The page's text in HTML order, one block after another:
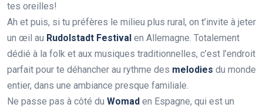
tes oreilles!
Ah et puis, si tu préfères le milieu plus rural, on t’invite à jeter
un œil au Rudolstadt Festival en Allemagne. Totalement
dédié à la folk et aux musiques traditionnelles, c’est l’endroit
parfait pour te déhancher au rythme des melodies du monde
entier, dans une ambiance presque familiale.
Ne passe pas à côté du Womad en Espagne, qui est un